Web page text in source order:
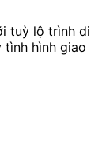
tuỳ lộ trình di
tình hình giao